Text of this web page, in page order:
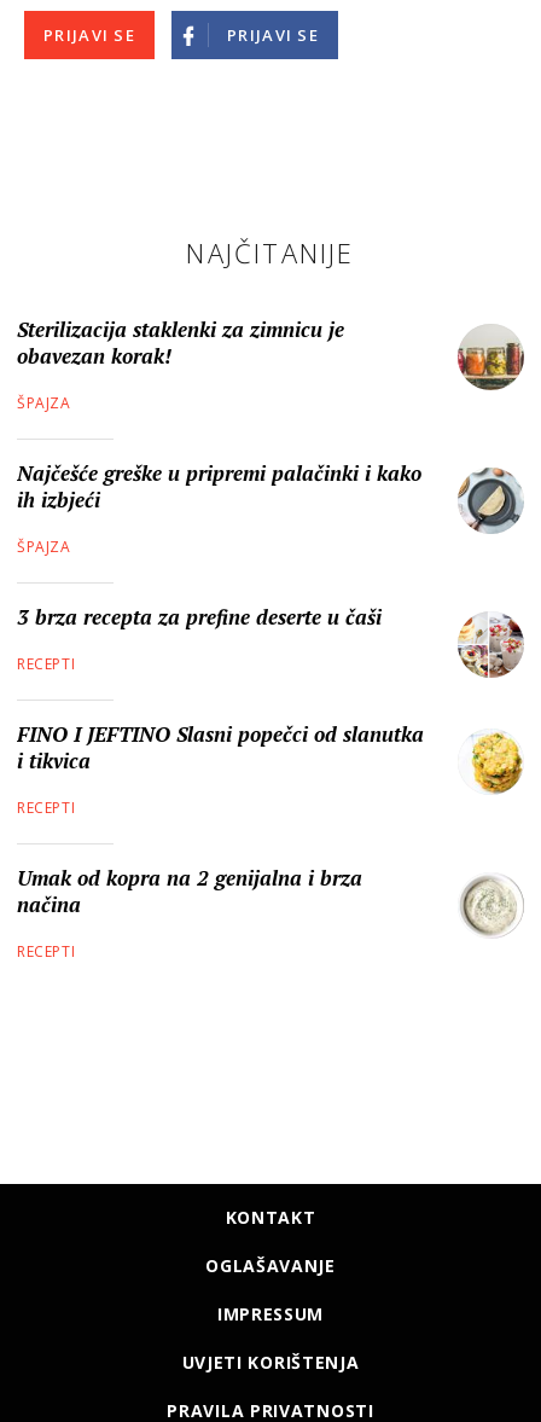
PRIJAVI SE PRIJAVI SE
NAJČITANIJE
Sterilizacija staklenki za zimnicu je
obavezan korak!
ŠPAJZA
Najčešće greške u pripremi palačinki i kako
ih izbjeći
ŠPAJZA
3 brza recepta za prefine deserte u čaši
RECEPTI
FINO I JEFTINO Slasni popečci od slanutka
i tikvica
RECEPTI
Umak od kopra na 2 genijalna i brza
načina
RECEPTI
KONTAKT
OGLAŠAVANJE
IMPRESSUM
UVJETI KORIŠTENJA
PRAVILA PRIVATNOSTI